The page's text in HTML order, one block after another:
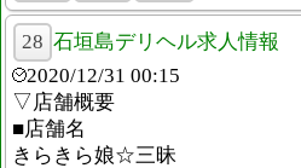
28 石垣島デリヘル求人情報
2020/12/31 00:15
▽店舗概要
■店舗名
きらきら娘☆三昧